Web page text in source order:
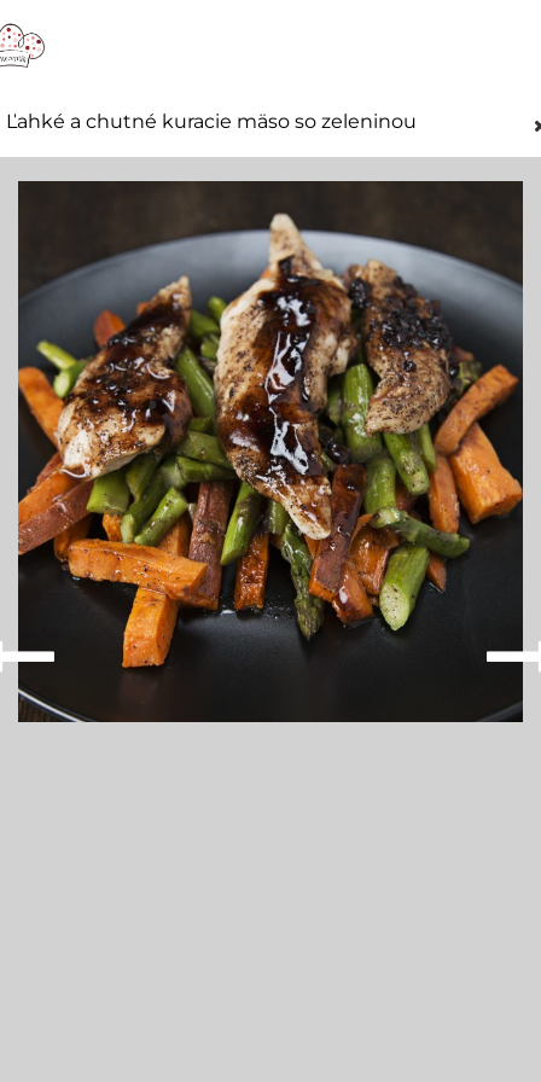
Ľahké a chutné kuracie mäso so zeleninou